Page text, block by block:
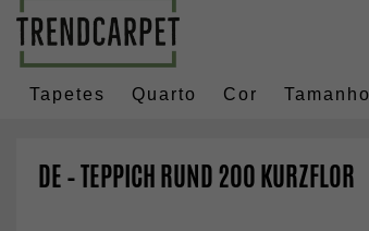
Tapetes Quarto Cor Tamanho
DE – TEPPICH RUND 200 KURZFLOR